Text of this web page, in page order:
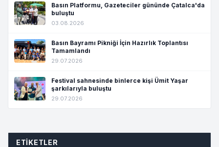
Basın Platformu, Gazeteciler gününde Çatalca'da
buluştu
03.08.2026
Basın Bayramı Pikniği İçin Hazırlık Toplantısı
Tamamlandı
29.07.2026
Festival sahnesinde binlerce kişi Ümit Yaşar
şarkılarıyla buluştu
29.07.2026
ETIKETLER